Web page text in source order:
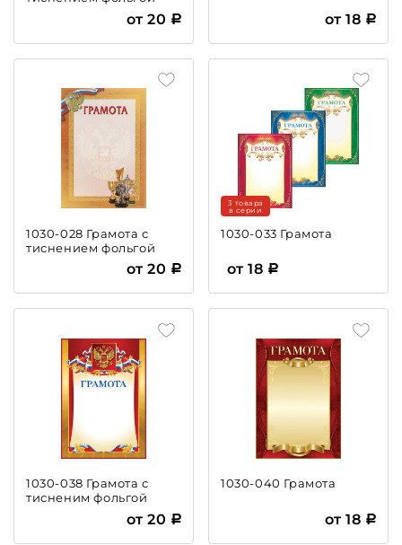
от 20 от 18
1030-028 Грамота с
тиснением фольгой
от 20
1030-033 Грамота
3 товара
в серии
от 18
1030-038 Грамота с
тисненим фольгой
от 20
1030-040 Грамота
от 18